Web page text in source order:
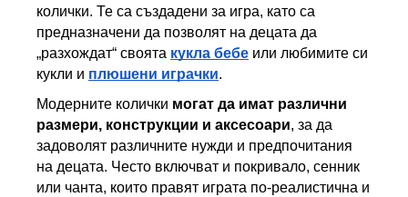
колички. Те са създадени за игра, като са
предназначени да позволят на децата да
„разхождат“ своята кукла бебе или любимите си
кукли и плюшени играчки.
Модерните колички могат да имат различни
размери, конструкции и аксесоари, за да
задоволят различните нужди и предпочитания
на децата. Често включват и покривало, сенник
или чанта, които правят играта по-реалистична и